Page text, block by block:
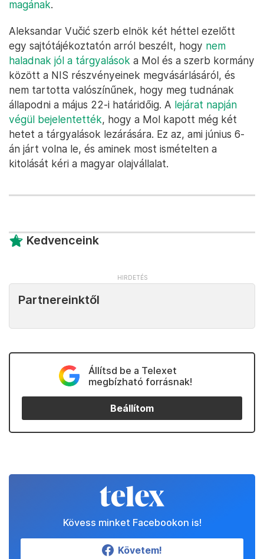
magának.
Aleksandar Vučić szerb elnök két héttel ezelőtt
egy sajtótájékoztatón arról beszélt, hogy nem
haladnak jól a tárgyalások a Mol és a szerb kormány
között a NIS részvényeinek megvásárlásáról, és
nem tartotta valószínűnek, hogy meg tudnának
állapodni a május 22-i határidőig. A lejárat napján
végül bejelentették, hogy a Mol kapott még két
hetet a tárgyalások lezárására. Ez az, ami június 6-
án járt volna le, és aminek most ismételten a
kitolását kéri a magyar olajvállalat.
Kedvenceink
Partnereinktől
Állítsd be a Telexet
megbízható forrásnak!
Beállítom
Kövess minket Facebookon is!
Követem!